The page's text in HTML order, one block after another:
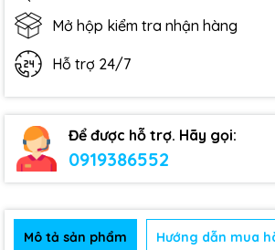
Mở hộp kiểm tra nhận hàng
Hỗ trợ 24/7
Để được hỗ trợ. Hãy gọi:
0919386552
Mô tả sản phẩm Hướng dẫn mua